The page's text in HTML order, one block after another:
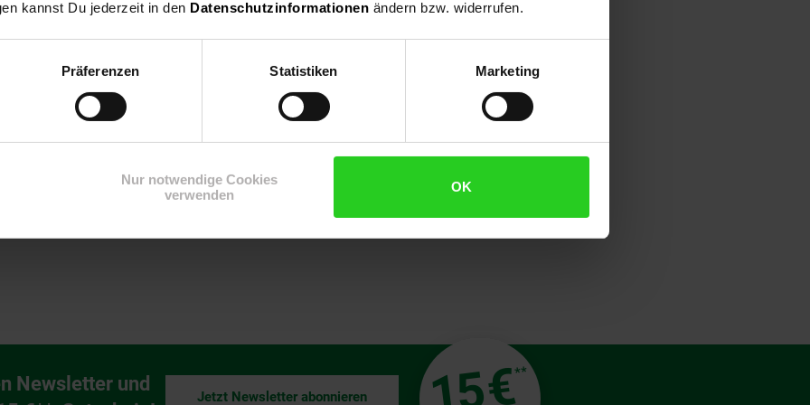
kannst Du jederzeit in den Datenschutzinformationen ändern bzw. widerrufen.
Präferenzen Statistiken Marketing
Nur notwendige Cookies
verwenden
OK
Mit Abmessungen von nur 29 x 92 x 9 mm und einem Gewicht von 29 g ist diese externe SSD
Design verleiht der Festplatte nicht nur eine moderne Optik, sondern macht sie auch leicht
1 TB externen SSD-Festplatte entscheiden Sie sich für Mobilität, Zuverlässigkeit und Stil in
zuverlässige Backup-Lösung für Ihre wichtigen Daten.
Newsletter und
€**
Jetzt Newsletter abonnieren